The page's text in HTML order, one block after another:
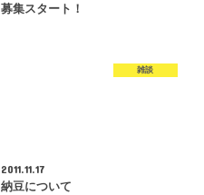
募集スタート！
雑談
2011.11.17
納豆について